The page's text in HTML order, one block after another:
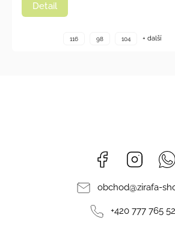
Detail
116 98 104 + další
Facebook
obchod@zirafa-
+420 777 765